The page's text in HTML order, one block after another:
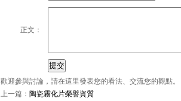
正文：
歡迎參與討論，請在這里發表您的看法、交流您的觀點。
上一篇： 陶瓷霧化片榮譽資質